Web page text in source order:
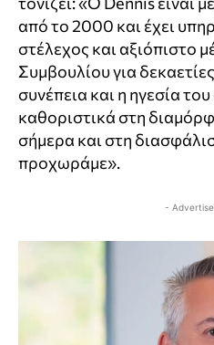
από το 2000 και έχει
στέλεχος και αξιόπιστο
Συμβουλίου για
συνέπεια και η ηγεσία
καθοριστικά στη
σήμερα και στη
προχωράμε».
-